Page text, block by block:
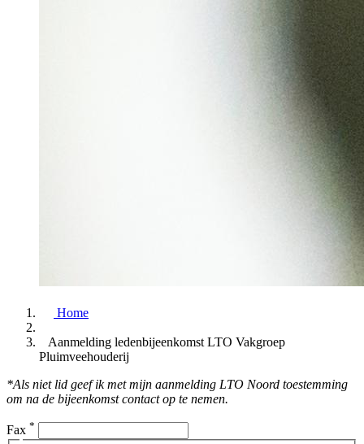
Home
Aanmelding ledenbijeenkomst LTO Vakgroep
Pluimveehouderij
*Als niet lid geef ik met mijn aanmelding LTO Noord toestemming
om na de bijeenkomst contact op te nemen.
Fax *